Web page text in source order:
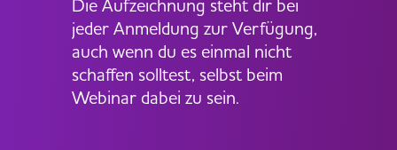
Die Aufzeichnung steht dir bei
jeder Anmeldung zur Verfügung,
auch wenn du es einmal nicht
schaffen solltest, selbst beim
Webinar dabei zu sein.